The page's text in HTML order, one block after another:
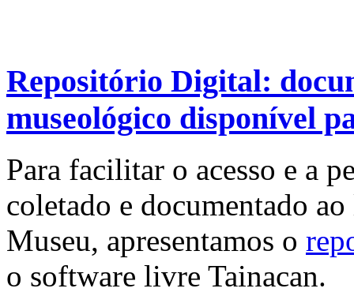
Repositório Digital:
museológico disponível
Para facilitar o acesso e a
coletado e documentado
Museu, apresentamos o
o software livre Tainacan.